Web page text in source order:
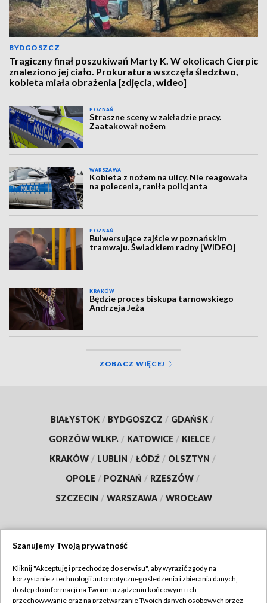
BYDGOSZCZ
Tragiczny finał poszukiwań Marty K. W okolicach Cierpic
znaleziono jej ciało. Prokuratura wszczęła śledztwo,
kobieta miała obrażenia [zdjęcia, wideo]
POZNAŃ
Straszne sceny w zakładzie pracy.
Zaatakował nożem
WARSZAWA
Kobieta z nożem na ulicy. Nie reagowała
na polecenia, raniła policjanta
POZNAŃ
Bulwersujące zajście w poznańskim
tramwaju. Świadkiem radny [WIDEO]
KRAKÓW
Będzie proces biskupa tarnowskiego
Andrzeja Jeża
ZOBACZ WIĘCEJ
BIAŁYSTOK / BYDGOSZCZ / GDAŃSK /
GORZÓW WLKP. / KATOWICE / KIELCE /
KRAKÓW / LUBLIN / ŁÓDŹ / OLSZTYN /
OPOLE / POZNAŃ / RZESZÓW /
SZCZECIN / WARSZAWA / WROCŁAW
TVP
Szanujemy Twoją prywatność
Kliknij "Akceptuję i przechodzę do serwisu", aby wyrazić zgody na
korzystanie z technologii automatycznego śledzenia i zbierania danych,
dostęp do informacji na Twoim urządzeniu końcowym i ich
przechowywanie oraz na przetwarzanie Twoich danych osobowych przez